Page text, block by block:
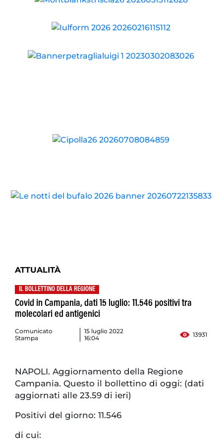
ATTUALITÀ
IL BOLLETTINO DELLA REGIONE
Covid in Campania, dati 15 luglio: 11.546 positivi tra
molecolari ed antigenici
Comunicato
Stampa
15 luglio 2022
16:04
13931
NAPOLI. Aggiornamento della Regione
Campania. Questo il bollettino di oggi: (dati
aggiornati alle 23.59 di ieri)
Positivi del giorno: 11.546
di cui: